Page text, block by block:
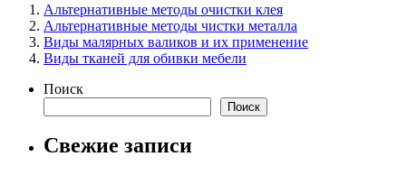
Альтернативные методы очистки клея
Альтернативные методы чистки металла
Виды малярных валиков и их применение
Виды тканей для обивки мебели
Поиск
Поиск
Свежие записи